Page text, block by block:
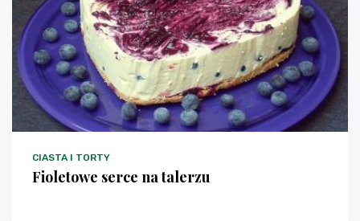
CIASTA I TORTY
Fioletowe serce na talerzu